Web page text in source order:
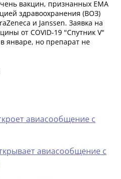
вакцин, признанных ЕМА
здравоохранения (ВОЗ)
и Janssen. Заявка на
от COVID-19 "Спутник V"
январе, но препарат не
авиасообщение с
авиасообщение с